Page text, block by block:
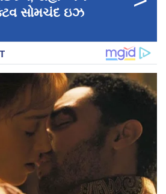
સોમચંદ ઇઝ